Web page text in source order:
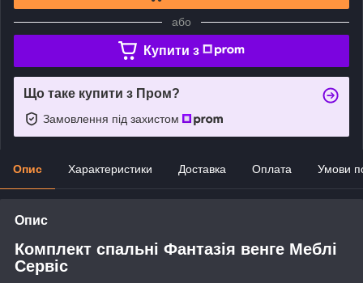
або
Купити з
Що таке купити з Пром?
Замовлення під захистом
Опис Характеристики Доставка Оплата Умови
Опис
Комплект спальні Фантазія венге Меблі
Сервіс